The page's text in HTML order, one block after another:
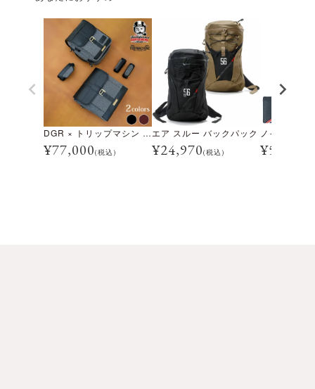
DGR × トリップマシン ジェントルマンズ キャリー コレクターズセット
¥77,000(税込)
エア スルー バックパック
¥24,970(税込) ¥5,500